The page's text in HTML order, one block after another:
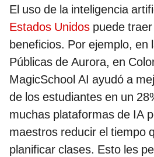
El uso de la inteligencia
Estados Unidos puede
beneficios. Por ejemplo, en
Públicas de Aurora, en
MagicSchool AI ayudó a
de los estudiantes en un
muchas plataformas de IA
maestros reducir el tiempo
planificar clases. Esto les